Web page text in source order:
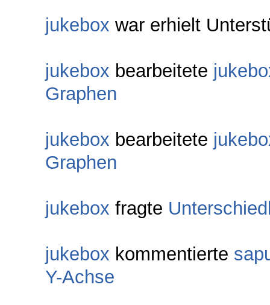
jukebox war erhielt
jukebox bearbeitete
Graphen
jukebox bearbeitete
Graphen
jukebox fragte
jukebox kommentierte
Y-Achse